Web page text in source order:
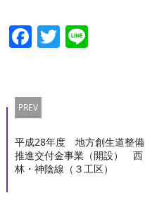
Facebook
Twitter
Line
PREV
平成28年度 地方創生道整備
推進交付金事業（開設） 西
林・神陰線（３工区）